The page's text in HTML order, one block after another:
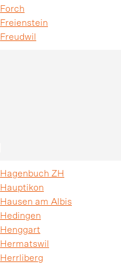
Forch
Freienstein
Freudwil
Hagenbuch ZH
Hauptikon
Hausen am Albis
Hedingen
Henggart
Hermatswil
Herrliberg